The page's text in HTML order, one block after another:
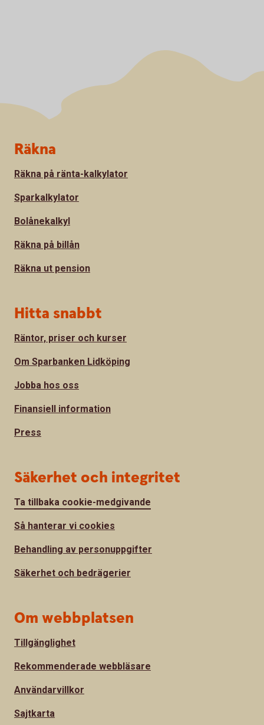
Sidfot
Räkna
Räkna på ränta-kalkylator
Sparkalkylator
Bolånekalkyl
Räkna på billån
Räkna ut pension
Hitta snabbt
Räntor, priser och kurser
Om Sparbanken Lidköping
Jobba hos oss
Finansiell information
Press
Säkerhet och integritet
Ta tillbaka cookie-medgivande
Så hanterar vi cookies
Behandling av personuppgifter
Säkerhet och bedrägerier
Om webbplatsen
Tillgänglighet
Rekommenderade webbläsare
Användarvillkor
Sajtkarta